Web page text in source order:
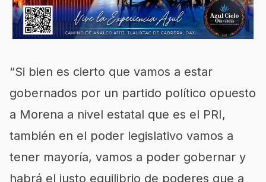
“Si bien es cierto que vamos a estar
gobernados por un partido político opuesto
a Morena a nivel estatal que es el PRI,
también en el poder legislativo vamos a
tener mayoría, vamos a poder gobernar y
habrá el justo equilibrio de poderes que a